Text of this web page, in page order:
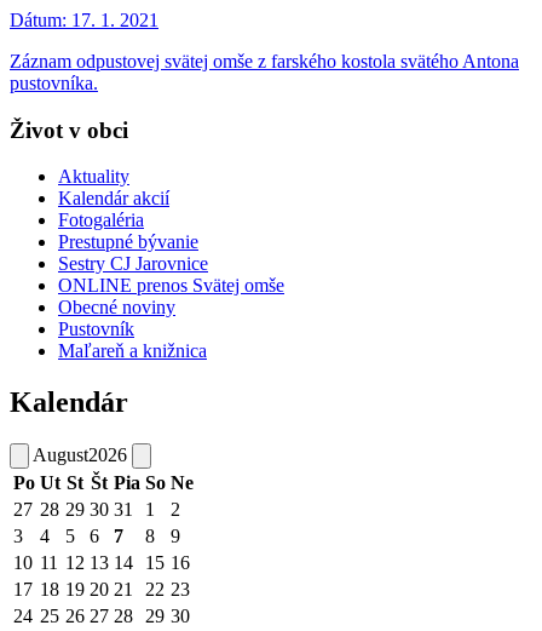
Dátum: 17. 1. 2021
Záznam odpustovej svätej omše z farského kostola svätého Antona
pustovníka.
Život v obci
Aktuality
Kalendár akcií
Fotogaléria
Prestupné bývanie
Sestry CJ Jarovnice
ONLINE prenos Svätej omše
Obecné noviny
Pustovník
Maľareň a knižnica
Kalendár
August2026
Po Ut St Št Pia So Ne
27 28 29 30 31 1
2
3
4 5 6 7 8
9
10 11 12 13 14 15 16
17 18 19 20 21 22 23
24 25 26 27 28 29 30